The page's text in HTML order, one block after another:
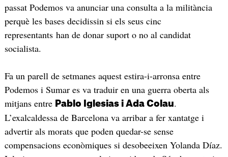
passat Podemos va anunciar una consulta a la militància
perquè les bases decidissin si els seus cinc
representants han de donar suport o no al candidat
socialista.
Fa un parell de setmanes aquest estira-i-arronsa entre
Podemos i Sumar es va traduir en una guerra oberta als
mitjans entre Pablo Iglesias i Ada Colau.
L’exalcaldessa de Barcelona va arribar a fer xantatge i
advertir als morats que poden quedar-se sense
compensacions econòmiques si desobeeixen Yolanda Díaz.